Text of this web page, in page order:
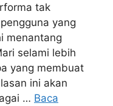
tak
yang
menantang
selami lebih
yang membuat
ini akan
… Baca